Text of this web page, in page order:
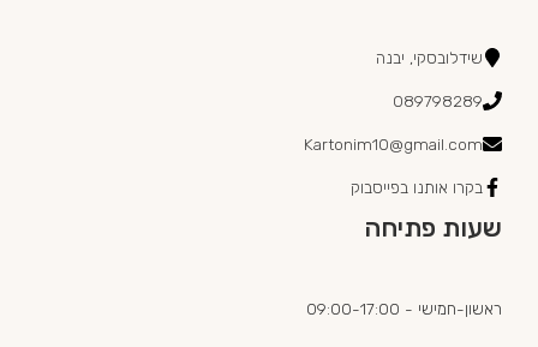
שידלובסקי, יבנה
089798289
Kartonim10@gmail.com
בקרו אותנו בפייסבוק
שעות פתיחה
ראשון-חמישי - 09:00-17:00